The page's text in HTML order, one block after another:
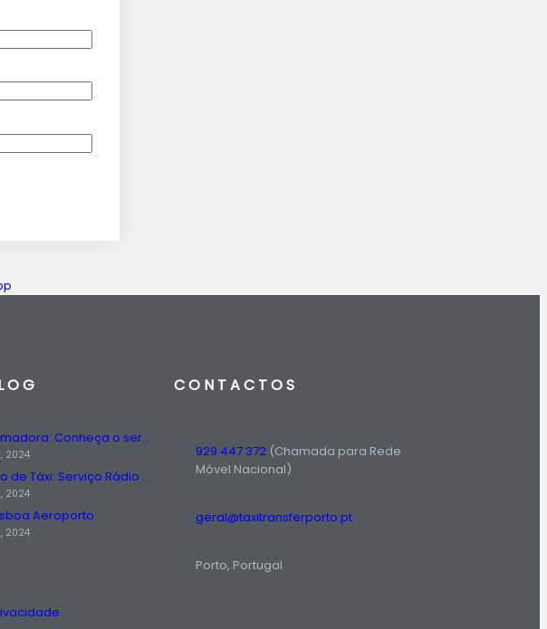
Táxis Amadora: Conheça o serviço de táxi prestado na região da Amadora.
2024
Número de Táxi: Serviço Rádio Táxi em Lisboa, Entre em Contato Agora!
2024
Aeroporto
2024
CONTACTOS
929 447 372 (Chamada para Rede
Móvel Nacional)
geral@taxitransferporto.pt
Porto, Portugal